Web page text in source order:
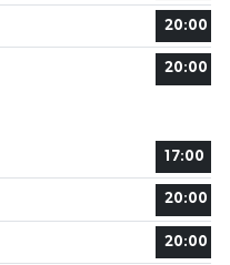
20:00
20:00
17:00
20:00
20:00